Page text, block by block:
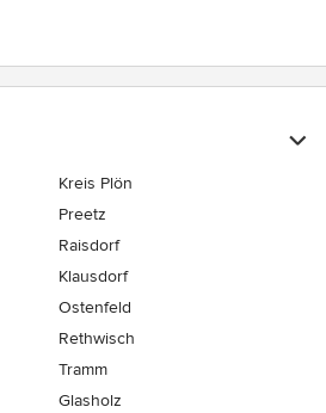
Kreis Plön
Preetz
Raisdorf
Klausdorf
Ostenfeld
Rethwisch
Tramm
Glasholz